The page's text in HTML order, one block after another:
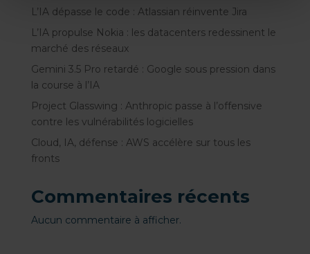
L’IA dépasse le code : Atlassian réinvente Jira
L’IA propulse Nokia : les datacenters redessinent le
marché des réseaux
Gemini 3.5 Pro retardé : Google sous pression dans
la course à l’IA
Project Glasswing : Anthropic passe à l’offensive
contre les vulnérabilités logicielles
Cloud, IA, défense : AWS accélère sur tous les
fronts
Commentaires récents
Aucun commentaire à afficher.